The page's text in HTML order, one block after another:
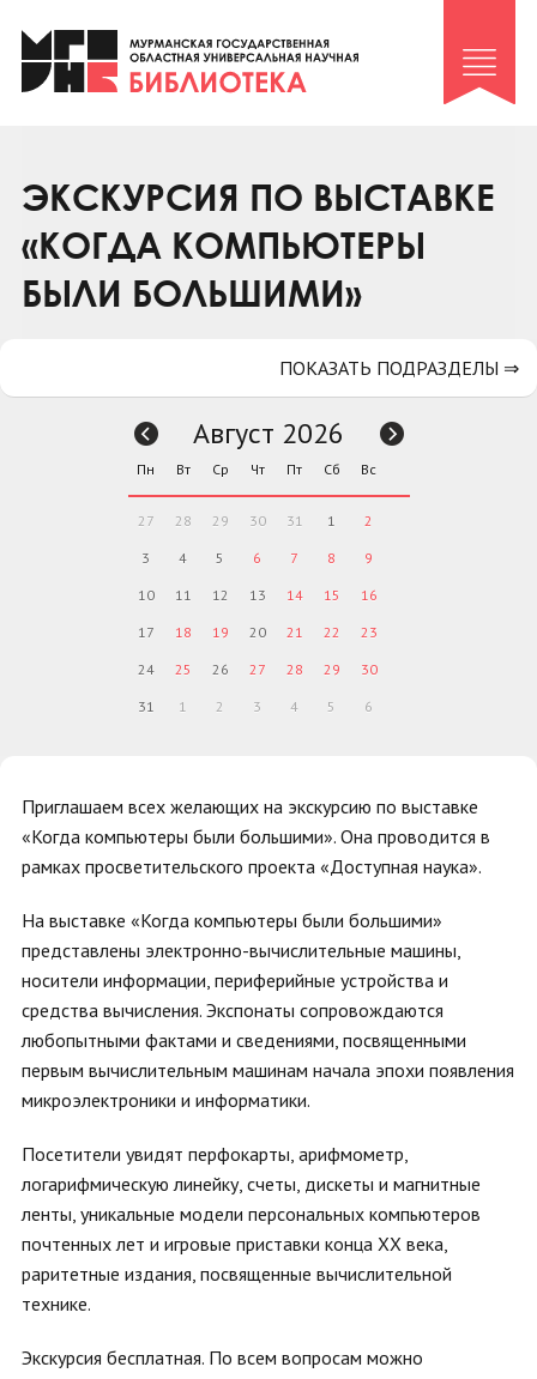
Клуб «Гиря и сельдерей»
Клуб «Семейный архив»
Коллегам
Контакты
ЭКСКУРСИЯ ПО ВЫСТАВКЕ
«КОГДА КОМПЬЮТЕРЫ
БЫЛИ БОЛЬШИМИ»
Приглашаем всех желающих на экскурсию по выставке
«Когда компьютеры были большими». Она проводится в
рамках просветительского проекта «Доступная наука».
На выставке «Когда компьютеры были большими»
представлены электронно-вычислительные машины,
носители информации, периферийные устройства и
средства вычисления. Экспонаты сопровождаются
любопытными фактами и сведениями, посвященными
первым вычислительным машинам начала эпохи появления
микроэлектроники и информатики.
Посетители увидят перфокарты, арифмометр,
логарифмическую линейку, счеты, дискеты и магнитные
ленты, уникальные модели персональных компьютеров
почтенных лет и игровые приставки конца XX века,
раритетные издания, посвященные вычислительной
технике.
Экскурсия бесплатная. По всем вопросам можно
ПОКАЗАТЬ ПОДРАЗДЕЛЫ ⇒
Август 2026
Пн Вт Ср Чт Пт Сб Вс
27 28 29 30 31 1 2
3 4 5 6 7 8 9
10 11 12 13 14 15 16
17 18 19 20 21 22 23
24 25 26 27 28 29 30
31 1 2 3 4 5 6